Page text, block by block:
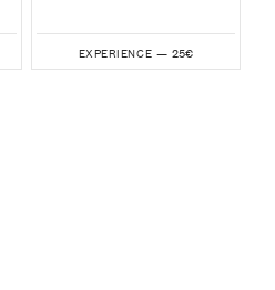
EXPERIENCE — 25€